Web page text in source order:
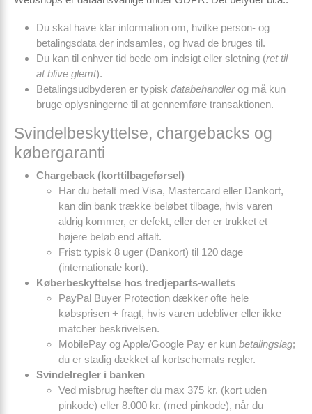
Du skal have klar information om, hvilke person- og
betalingsdata der indsamles, og hvad de bruges til.
Du kan til enhver tid bede om indsigt eller sletning (ret til
at blive glemt).
Betalingsudbyderen er typisk databehandlerog må kun
bruge oplysningerne til at gennemføre transaktionen.
Svindelbeskyttelse, chargebacks og
købergaranti
Chargeback (korttilbageførsel)
Har du betalt med Visa, Mastercard eller Dankort,
kan din bank trække beløbet tilbage, hvis varen
aldrig kommer, er defekt, eller der er trukket et
højere beløb end aftalt.
Frist: typisk 8 uger (Dankort) til 120 dage
(internationale kort).
Køberbeskyttelse hos tredjeparts-wallets
PayPal Buyer Protection dækker ofte hele
købsprisen + fragt, hvis varen udebliver eller ikke
matcher beskrivelsen.
MobilePay og Apple/Google Pay er kun betalingslag;
du er stadig dækket af kortschemats regler.
Svindelregler i banken
Ved misbrug hæfter du max 375 kr. (kort uden
pinkode) eller 8.000 kr. (med pinkode), når du